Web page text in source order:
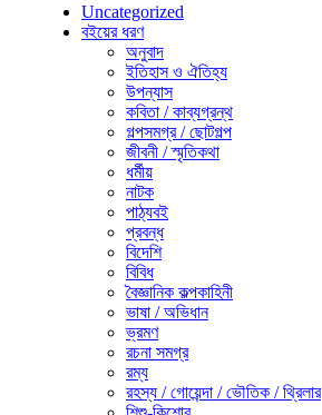
Uncategorized
বইয়ের ধরণ
অনুবাদ
ইতিহাস ও ঐতিহ্য
উপন্যাস
কবিতা / কাব্যগ্রন্থ
গল্পসমগ্র / ছোটগল্প
জীবনী / স্মৃতিকথা
ধর্মীয়
নাটক
পাঠ্যবই
প্রবন্ধ
বিদেশি
বিবিধ
বৈজ্ঞানিক কল্পকাহিনী
ভাষা / অভিধান
ভ্রমণ
রচনা সমগ্র
রম্য
রহস্য / গোয়েন্দা / ভৌতিক / থ্রিলার